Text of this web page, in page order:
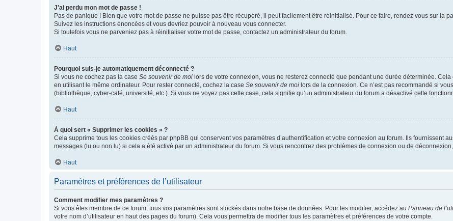
J’ai perdu mon mot de passe !
Pas de panique ! Bien que votre mot de passe ne puisse pas être récupéré, il peut facilement être réinitialisé. Pour ce faire, rendez vous sur la
Suivez les instructions énoncées et vous devriez pouvoir à nouveau vous connecter.
Si toutefois vous ne parveniez pas à réinitialiser votre mot de passe, contactez un administrateur du forum.
Haut
Pourquoi suis-je automatiquement déconnecté ?
Si vous ne cochez pas la case Se souvenir de moi lors de votre connexion, vous ne resterez connecté que pendant une durée déterminée.
en utilisant le même ordinateur. Pour rester connecté, cochez la case Se souvenir de moi lors de la connexion. Ce n’est pas recommandé si
(bibliothèque, cyber-café, université, etc.). Si vous ne voyez pas cette case, cela signifie qu’un administrateur du forum a désactivé cette
Haut
À quoi sert « Supprimer les cookies » ?
Cela supprime tous les cookies créés par phpBB qui conservent vos paramètres d’authentification et votre connexion au forum. Ils fournissent
messages (lu ou non lu) si cela a été activé par un administrateur du forum. Si vous rencontrez des problèmes de connexion ou de
Haut
Paramètres et préférences de l’utilisateur
Comment modifier mes paramètres ?
Si vous êtes membre de ce forum, tous vos paramètres sont stockés dans notre base de données. Pour les modifier, accédez au Panneau de
votre nom d’utilisateur en haut des pages du forum). Cela vous permettra de modifier tous les paramètres et préférences de votre compte.